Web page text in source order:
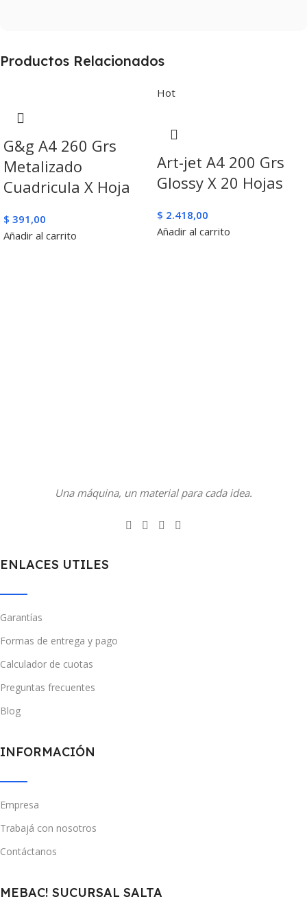
Productos Relacionados
G&g A4 260 Grs
Metalizado
Cuadricula X Hoja
$ 391,00
Añadir al carrito
Hot
Art-jet A4 200 Grs
Glossy X 20 Hojas
$ 2.418,00
Añadir al carrito
Una máquina, un material para cada idea.
ENLACES UTILES
Garantías
Formas de entrega y pago
Calculador de cuotas
Preguntas frecuentes
Blog
INFORMACIÓN
Empresa
Trabajá con nosotros
Contáctanos
MEBAC! SUCURSAL SALTA